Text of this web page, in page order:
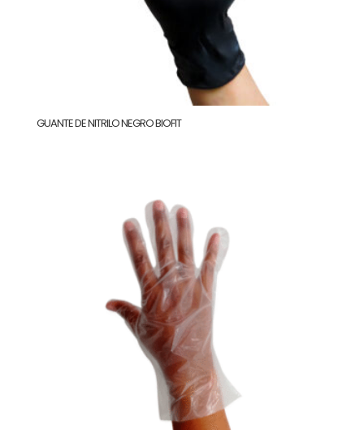
GUANTE DE NITRILO NEGRO BIOFIT